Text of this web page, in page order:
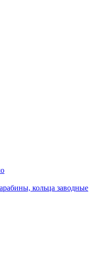
кольца заводные